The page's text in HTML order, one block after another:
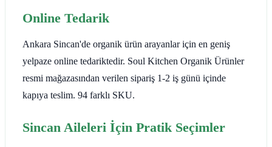
Online Tedarik
Ankara Sincan'de organik ürün arayanlar için en geniş
yelpaze online tedariktedir. Soul Kitchen Organik Ürünler
resmi mağazasından verilen sipariş 1-2 iş günü içinde
kapıya teslim. 94 farklı SKU.
Sincan Aileleri İçin Pratik Seçimler